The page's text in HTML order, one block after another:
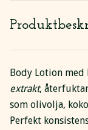
Body Lotion
extrakt,
som olivolja,
Perfekt